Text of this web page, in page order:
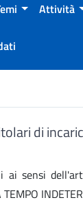
Attività
di
ai sensi